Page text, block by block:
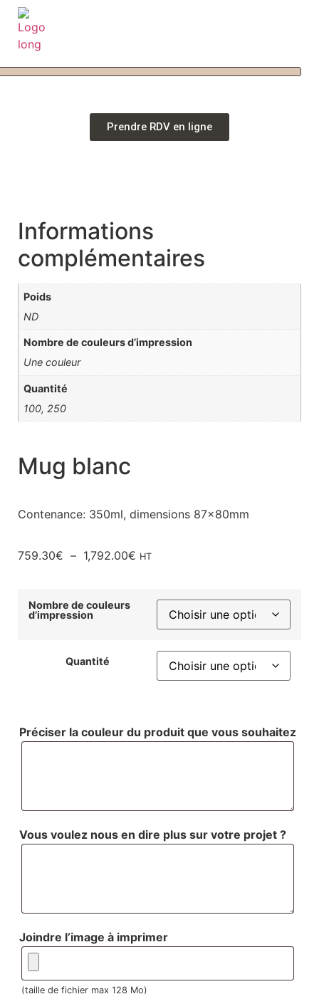
Prendre RDV en ligne
Informations
complémentaires
Poids
ND
Nombre de couleurs d’impression
Une couleur
Quantité
100, 250
Mug blanc
Contenance: 350ml, dimensions 87x80mm
759.30€ – 1,792.00€ HT
Nombre de couleurs
d’impression
Quantité
Préciser la couleur du produit que vous souhaitez
Vous voulez nous en dire plus sur votre projet ?
Joindre l’image à imprimer
(taille de fichier max 128 Mo)